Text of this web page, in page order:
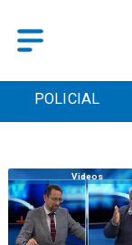
POLICIAL
Videos